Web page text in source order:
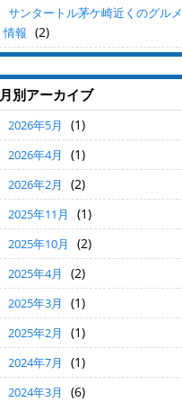
サンタートル茅ケ崎近くのグルメ
情報 (2)
月別アーカイブ
2026年5月 (1)
2026年4月 (1)
2026年2月 (2)
2025年11月 (1)
2025年10月 (2)
2025年4月 (2)
2025年3月 (1)
2025年2月 (1)
2024年7月 (1)
2024年3月 (6)